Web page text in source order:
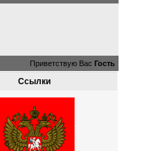
Приветствую Вас Гость
Ссылки